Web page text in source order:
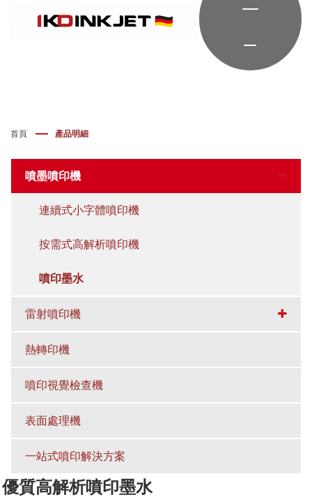
首頁 產品明細
噴墨噴印機
連續式小字體噴印機
按需式高解析噴印機
噴印墨水
雷射噴印機
熱轉印機
噴印視覺檢查機
表面處理機
一站式噴印解決方案
優質高解析噴印墨水